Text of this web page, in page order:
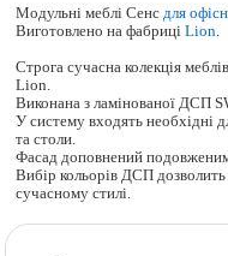
Модульні меблі Сенсдля
Виготовлено на фабриціLion.
Строга сучасна колекція
Lion.
Виконана з ламінованої ДСП
У систему входять необхідні
та столи.
Фасад доповнений
Вибір кольорів ДСП
сучасному стилі.